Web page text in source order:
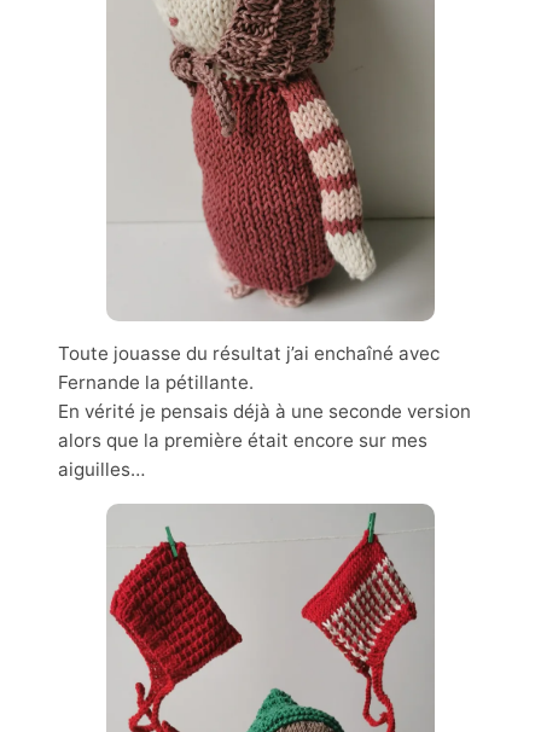
Toute jouasse du résultat j’ai enchaîné avec
Fernande la pétillante.
En vérité je pensais déjà à une seconde version
alors que la première était encore sur mes
aiguilles…